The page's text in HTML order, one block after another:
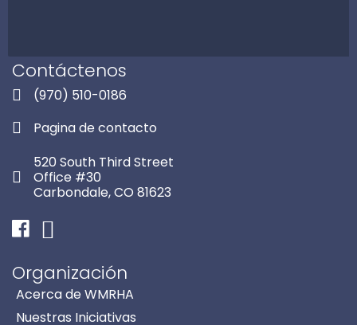
Contáctenos
(970) 510-0186
Pagina de contacto
520 South Third Street
Office #30
Carbondale, CO 81623
FacebookInstagram
Organización
Acerca de WMRHA
Nuestras Iniciativas